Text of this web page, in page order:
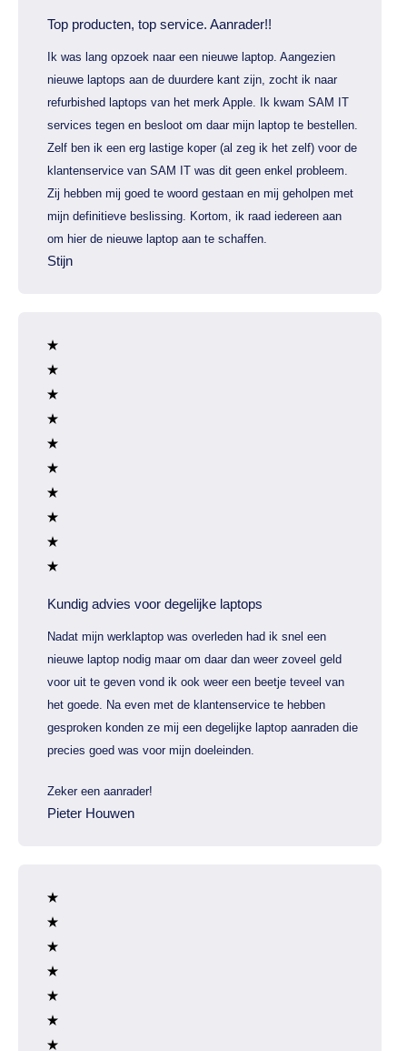
Top producten, top service. Aanrader!!
Ik was lang opzoek naar een nieuwe laptop. Aangezien
nieuwe laptops aan de duurdere kant zijn, zocht ik naar
refurbished laptops van het merk Apple. Ik kwam SAM IT
services tegen en besloot om daar mijn laptop te bestellen.
Zelf ben ik een erg lastige koper (al zeg ik het zelf) voor de
klantenservice van SAM IT was dit geen enkel probleem.
Zij hebben mij goed te woord gestaan en mij geholpen met
mijn definitieve beslissing. Kortom, ik raad iedereen aan
om hier de nieuwe laptop aan te schaffen.
Stijn
Kundig advies voor degelijke laptops
Nadat mijn werklaptop was overleden had ik snel een
nieuwe laptop nodig maar om daar dan weer zoveel geld
voor uit te geven vond ik ook weer een beetje teveel van
het goede. Na even met de klantenservice te hebben
gesproken konden ze mij een degelijke laptop aanraden die
precies goed was voor mijn doeleinden.
Zeker een aanrader!
Pieter Houwen